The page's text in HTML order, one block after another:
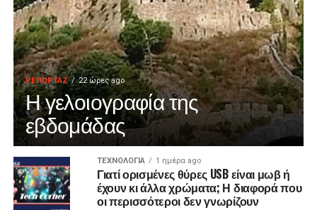
ΡΕΠΟΡΤΑΖ 22 ώρες ago
Η γελοιογραφία της
εβδομάδας
ΤΕΧΝΟΛΟΓΙΑ 1 ημέρα ago
Γιατί ορισμένες θύρες USB είναι μωβ ή
έχουν κι άλλα χρώματα; Η διαφορά που
οι περισσότεροι δεν γνωρίζουν